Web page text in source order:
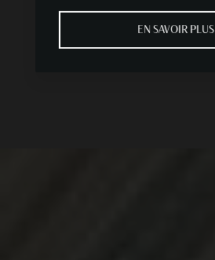
EN SAVOIR PLUS